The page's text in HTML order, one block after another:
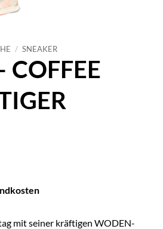
/ SNEAKER
COFFEE
mit seiner kräftigen WODEN-